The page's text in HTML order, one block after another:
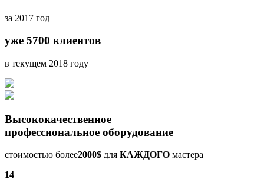
за 2017 год
уже 5700 клиентов
в текущем 2018 году
Высококачественное
профессиональное оборудование
стоимостью более2000$ для КАЖДОГО мастера
14